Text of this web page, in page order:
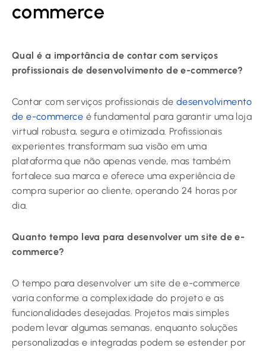
commerce
Qual é a importância de contar com serviços
profissionais de desenvolvimento de e-commerce?
Contar com serviços profissionais de desenvolvimento
de e-commerce é fundamental para garantir uma loja
virtual robusta, segura e otimizada. Profissionais
experientes transformam sua visão em uma
plataforma que não apenas vende, mas também
fortalece sua marca e oferece uma experiência de
compra superior ao cliente, operando 24 horas por
dia.
Quanto tempo leva para desenvolver um site de e-
commerce?
O tempo para desenvolver um site de e-commerce
varia conforme a complexidade do projeto e as
funcionalidades desejadas. Projetos mais simples
podem levar algumas semanas, enquanto soluções
personalizadas e integradas podem se estender por